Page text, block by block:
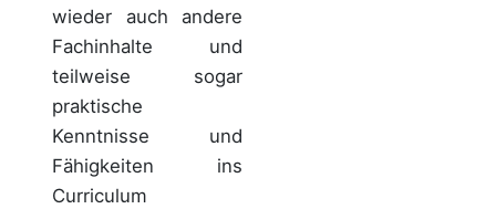
wieder auch andere
Fachinhalte und
teilweise sogar
praktische
Kenntnisse und
Fähigkeiten ins
Curriculum